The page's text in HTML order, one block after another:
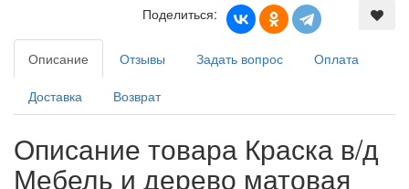
Поделиться:
Описание Отзывы Задать вопрос Оплата
Доставка Возврат
Описание товара Краска в/д
Мебель и дерево матовая